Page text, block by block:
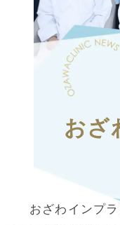
おざ
おざわインプ